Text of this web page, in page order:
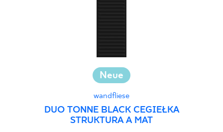
Neue
wandfliese
DUO TONNE BLACK CEGIEŁKA
STRUKTURA A MAT